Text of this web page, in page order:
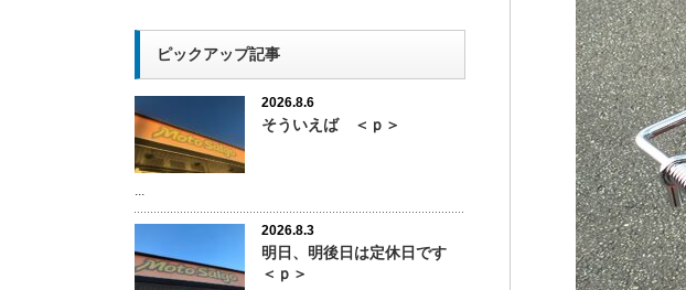
ピックアップ記事
2026.8.6
そういえば ＜ｐ＞
...
2026.8.3
明日、明後日は定休日です
＜ｐ＞